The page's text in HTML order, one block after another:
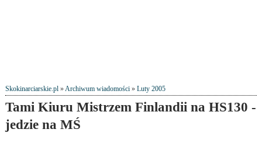
Skokinarciarskie.pl»Archiwum wiadomości» Luty 2005
Tami Kiuru Mistrzem Finlandii na HS130 -
jedzie na MŚ